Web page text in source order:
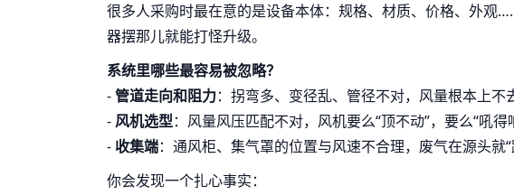
很多人采购时最在意的是设备本体：规格、材质、价格、外观
器摆那儿就能打怪升级。
系统里哪些最容易被忽略？
-管道走向和阻力：拐弯多、变径乱、管径不对，风量根本上不
- 风机选型：风量风压匹配不对，风机要么“顶不动”，要么“吼得
- 收集端：通风柜、集气罩的位置与风速不合理，废气在源头就“
你会发现一个扎心事实：